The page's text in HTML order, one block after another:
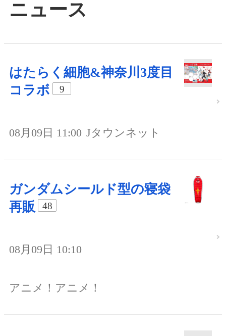
ニュース
はたらく細胞&神奈川3度目
コラボ
9
08月09日 11:00 Jタウンネット
ガンダムシールド型の寝袋
再販
48
08月09日 10:10
アニメ！アニメ！